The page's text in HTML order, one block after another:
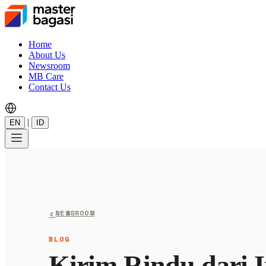
Home
About Us
Newsroom
MB Care
Contact Us
EN | ID
‹NEWSROOM
BLOG